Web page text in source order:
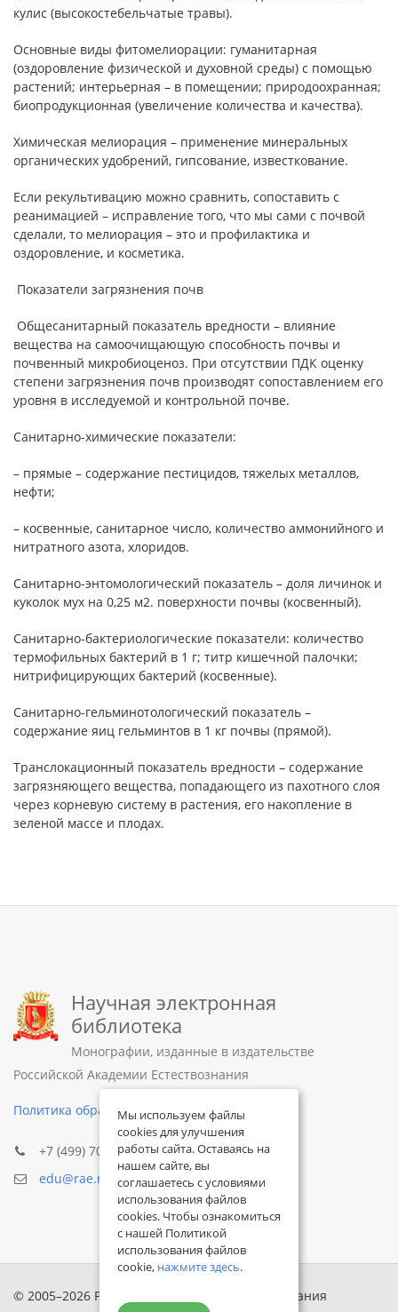
кулис (высокостебельчатые травы).
Основные виды фитомелиорации: гуманитарная
(оздоровление физической и духовной среды) с помощью
растений; интерьерная – в помещении; природоохранная;
биопродукционная (увеличение количества и качества).
Химическая мелиорация – применение минеральных
органических удобрений, гипсование, известкование.
Если рекультивацию можно сравнить, сопоставить с
реанимацией – исправление того, что мы сами с почвой
сделали, то мелиорация – это и профилактика и
оздоровление, и косметика.
Показатели загрязнения почв
Общесанитарный показатель вредности – влияние
вещества на самоочищающую способность почвы и
почвенный микробиоценоз. При отсутствии ПДК оценку
степени загрязнения почв производят сопоставлением его
уровня в исследуемой и контрольной почве.
Санитарно-химические показатели:
– прямые – содержание пестицидов, тяжелых металлов,
нефти;
– косвенные, санитарное число, количество аммонийного и
нитратного азота, хлоридов.
Санитарно-энтомологический показатель – доля личинок и
куколок мух на 0,25 м2. поверхности почвы (косвенный).
Санитарно-бактериологические показатели: количество
термофильных бактерий в 1 г; титр кишечной палочки;
нитрифицирующих бактерий (косвенные).
Санитарно-гельминотологический показатель –
содержание яиц гельминтов в 1 кг почвы (прямой).
Транслокационный показатель вредности – содержание
загрязняющего вещества, попадающего из пахотного слоя
через корневую систему в растения, его накопление в
зеленой массе и плодах.
Научная электронная
библиотека
Монографии, изданные в издательстве
Российской Академии Естествознания
Политика обработки персональных данных
+7 (499) 705-72-30
edu@rae.ru
© 2005–2026 Российская академия естествознания
Мы используем файлы
cookies для улучшения
работы сайта. Оставаясь на
нашем сайте, вы
соглашаетесь с условиями
использования файлов
cookies. Чтобы ознакомиться
с нашей Политикой
использования файлов
cookie, нажмите здесь.